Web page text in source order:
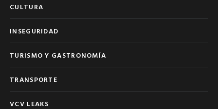
CULTURA
INSEGURIDAD
TURISMO Y GASTRONOMÍA
TRANSPORTE
VCV LEAKS